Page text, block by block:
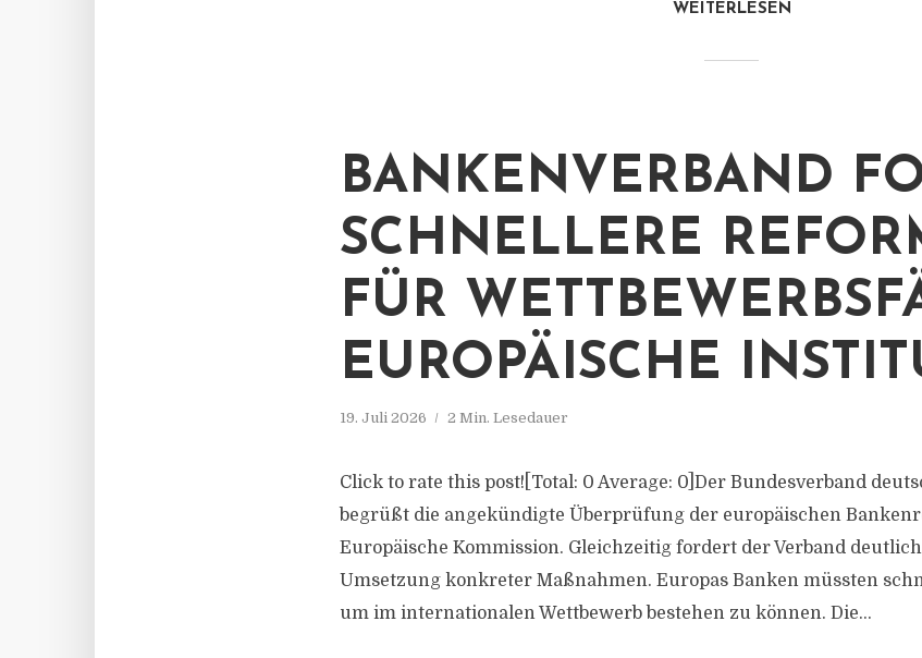
WEITERLESEN
BANKENVERBAND
SCHNELLERE
FÜR
EUROPÄISCHE
19. Juli 2026 2 Min. Lesedauer
Click to rate this post![Total: 0 Average: 0]Der Bundesverband
begrüßt die angekündigte Überprüfung der europäischen
Europäische Kommission. Gleichzeitig fordert der Verband
Umsetzung konkreter Maßnahmen. Europas Banken müssten
um im internationalen Wettbewerb bestehen zu können. Die...